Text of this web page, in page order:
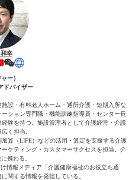
幸
ー）
ドバイザー
設・有料老人ホーム・通所介護・短期入所な
ション専門職・機能訓練指導員・センター長
験を持つ。施設管理者として介護経営・介護
く担当。
算（LIFE）などの活用・算定を支援する介護
ケティング・カスタマーサクセスを担当。介
携わる。
情報メディア「介護健康福祉のお役立ち通
関する情報を発信している。